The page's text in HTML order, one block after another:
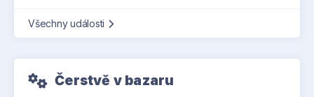
Všechny události
Čerstvě v bazaru